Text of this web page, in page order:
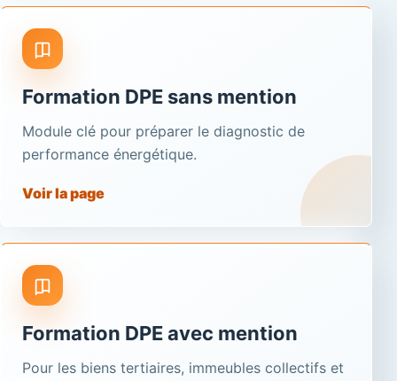
Formation DPE sans mention
Module clé pour préparer le diagnostic de
performance énergétique.
Voir la page
Formation DPE avec mention
Pour les biens tertiaires, immeubles collectifs et